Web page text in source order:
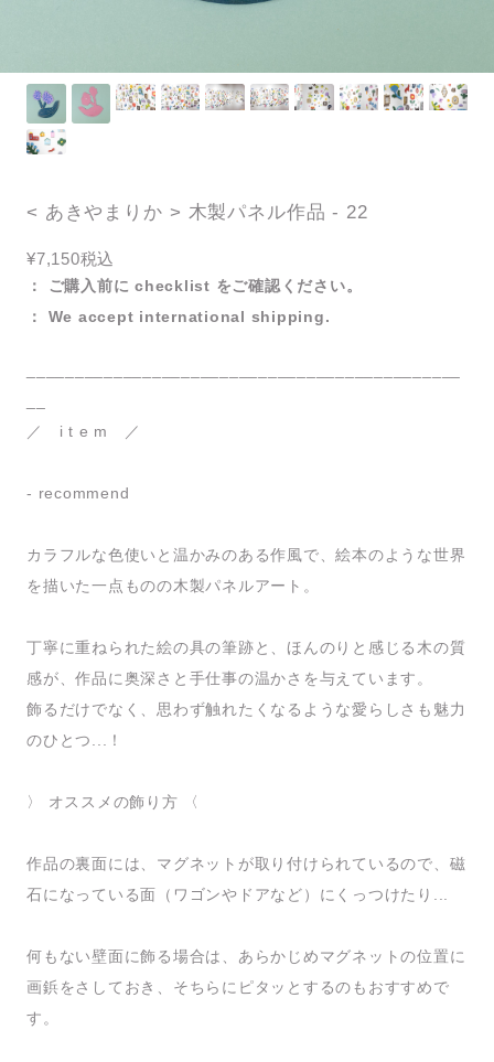
< あきやまりか > 木製パネル作品 - 22
¥7,150税込
： ご購入前に checklist をご確認ください。
： We accept international shipping.
／ i t e m ／
- recommend
カラフルな色使いと温かみのある作風で、絵本のような世界
を描いた一点ものの木製パネルアート。
丁寧に重ねられた絵の具の筆跡と、ほんのりと感じる木の質
感が、作品に奥深さと手仕事の温かさを与えています。
飾るだけでなく、思わず触れたくなるような愛らしさも魅力
のひとつ...！
〉 オススメの飾り方 〈
作品の裏面には、マグネットが取り付けられているので、磁
石になっている面（ワゴンやドアなど）にくっつけたり...
何もない壁面に飾る場合は、あらかじめマグネットの位置に
画鋲をさしておき、そちらにピタッとするのもおすすめで
す。